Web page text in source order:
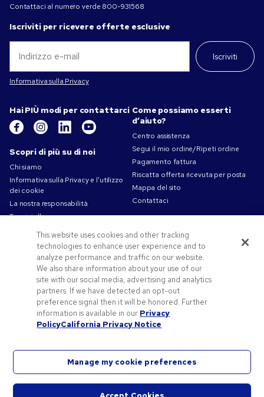
Contattaci al numero verde 800-931568
Iscriviti per ricevere offerte esclusive
Iscriviti
Informativa sulla Privacy
Hai PIÙ modi per contattarci
Scopri di più su di noi
Chi siamo
Informativa sulla Privacy e l'utilizzo
dei cookie
La nostra responsabilità
Termini d'uso
Condizioni di Vendita
Lavorare in Pens.com
Offerte e risorse
Codici promozionali e coupon
Gadget personalizzati
Spunti Grafici Personalizzazione
Come possiamo esserti
d’aiuto?
Centro assistenza
Segui il mio ordine/Ripeti ordine
Pagamento fattura
Riscatta offerta ricevuta per posta
Mappa del sito
Contattaci
©2026 National Pen Company. Tutti i diritti riservati. Pens.com e il suo logo sono marchi
registrati di proprietà di National Pen Company. Tutti gli altri marchi registrati sono di
This website uses cookies and other tracking
technologies to enhance user experience and to
analyze performance and traffic on our website.
We also share information about your use of our
site with our social media, advertising and analytics
partners. If we have detected an opt-out
preference signal then it will be honored. Further
information is available in our Privacy
PolicyCalifornia Privacy Notice
Manage my cookie preferences